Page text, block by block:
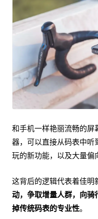
和手机一样艳丽流畅的屏
器，可以直接从码表中听
玩的新功能，以及大量偏
这背后的逻辑代表着佳
动，争取增量人群，向骑
掉传统码表的专业性。